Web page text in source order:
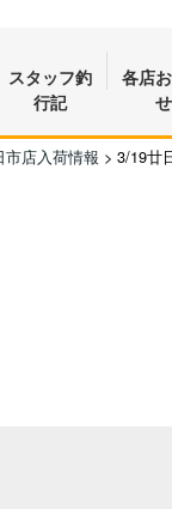
スタッフ釣
行記
各店
せ
市店入荷情報 > 3/19廿